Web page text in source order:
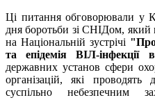
Ці питання обговорювали у
дня боротьби зі СНІДом, який
на Національній зустрічі
та епідемія ВІЛ-інфекції
державних установ сфери
організацій, які проводять
суспільно небезпечним